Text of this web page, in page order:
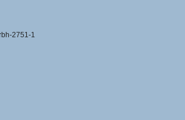
2751-1